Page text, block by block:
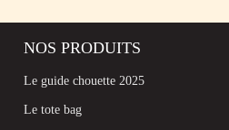
NOS PRODUITS
Le guide chouette 2025
Le tote bag